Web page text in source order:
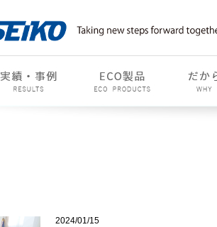
2024/01/15